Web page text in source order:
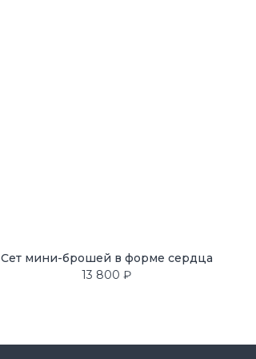
Сет мини-брошей в форме сердца
13 800 ₽